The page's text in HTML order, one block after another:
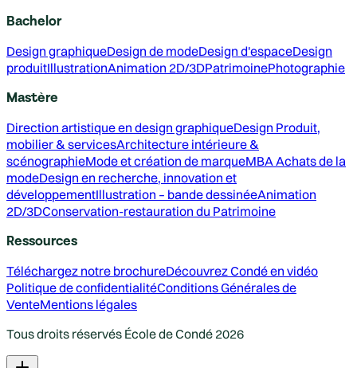
Bachelor
Design graphiqueDesign de modeDesign d'espaceDesign
produitIllustrationAnimation 2D/3DPatrimoinePhotographie
Mastère
Direction artistique en design graphiqueDesign Produit,
mobilier & servicesArchitecture intérieure &
scénographieMode et création de marqueMBA Achats de la
modeDesign en recherche, innovation et
développementIllustration – bande dessinéeAnimation
2D/3DConservation-restauration du Patrimoine
Ressources
Téléchargez notre brochureDécouvrez Condé en vidéo
Politique de confidentialitéConditions Générales de
VenteMentions légales
Tous droits réservés École de Condé 2026